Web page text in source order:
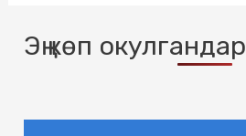
Эң көп окулгандар